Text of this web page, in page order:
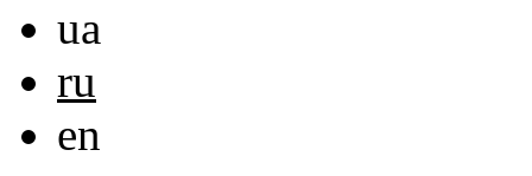
ua
ru
en